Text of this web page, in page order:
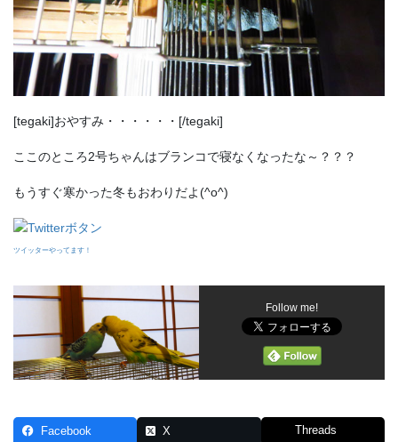
[tegaki]おやすみ・・・・・・[/tegaki]
ここのところ2号ちゃんはブランコで寝なくなったな～？？？
もうすぐ寒かった冬もおわりだよ(^o^)
ツイッターやってます！
Follow me!
Facebook X Threads